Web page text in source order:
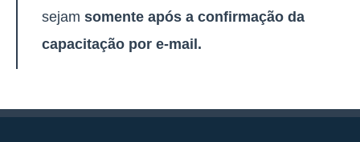
sejam somente após a confirmação da
capacitação por e-mail.